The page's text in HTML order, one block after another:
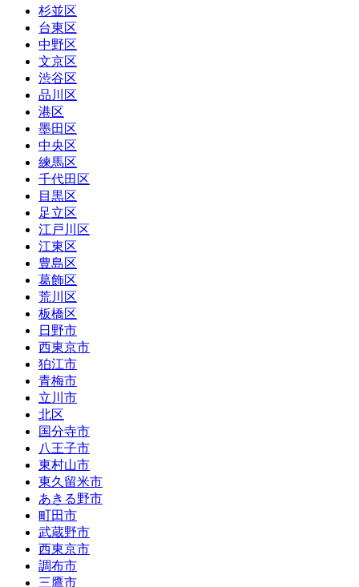
杉並区
台東区
中野区
文京区
渋谷区
品川区
港区
墨田区
中央区
練馬区
千代田区
目黒区
足立区
江戸川区
江東区
豊島区
葛飾区
荒川区
板橋区
日野市
西東京市
狛江市
青梅市
立川市
北区
国分寺市
八王子市
東村山市
東久留米市
あきる野市
町田市
武蔵野市
西東京市
調布市
三鷹市